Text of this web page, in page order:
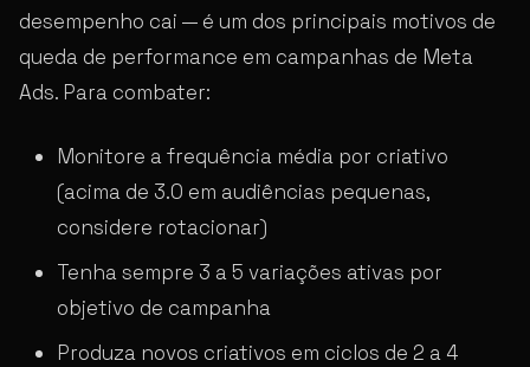
desempenho cai — é um dos principais motivos de
queda de performance em campanhas de Meta
Ads. Para combater:
Monitore a frequência média por criativo
(acima de 3.0 em audiências pequenas,
considere rotacionar)
Tenha sempre 3 a 5 variações ativas por
objetivo de campanha
Produza novos criativos em ciclos de 2 a 4